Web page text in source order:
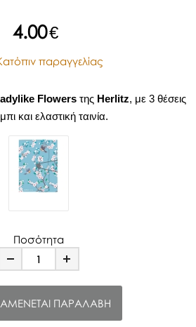
4.00€
παραγγελίας
Flowers της Herlitz, με 3 θέσεις
και ελαστική ταινία.
Ποσότητα
Minus Plus
ΠΑΡΑΛΑΒΉ